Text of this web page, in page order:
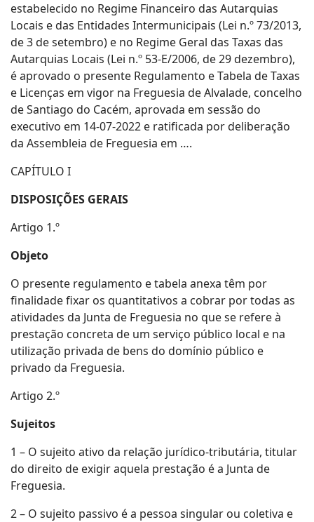
estabelecido no Regime Financeiro das Autarquias
Locais e das Entidades Intermunicipais (Lei n.º 73/2013,
de 3 de setembro) e no Regime Geral das Taxas das
Autarquias Locais (Lei n.º 53-E/2006, de 29 dezembro),
é aprovado o presente Regulamento e Tabela de Taxas
e Licenças em vigor na Freguesia de Alvalade, concelho
de Santiago do Cacém, aprovada em sessão do
executivo em 14-07-2022 e ratificada por deliberação
da Assembleia de Freguesia em ….
CAPÍTULO I
DISPOSIÇÕES GERAIS
Artigo 1.º
Objeto
O presente regulamento e tabela anexa têm por
finalidade fixar os quantitativos a cobrar por todas as
atividades da Junta de Freguesia no que se refere à
prestação concreta de um serviço público local e na
utilização privada de bens do domínio público e
privado da Freguesia.
Artigo 2.º
Sujeitos
1 – O sujeito ativo da relação jurídico-tributária, titular
do direito de exigir aquela prestação é a Junta de
Freguesia.
2 – O sujeito passivo é a pessoa singular ou coletiva e